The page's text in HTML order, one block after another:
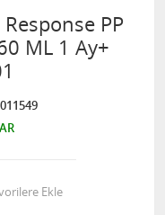
PP
ML 1 Ay+
Ekle